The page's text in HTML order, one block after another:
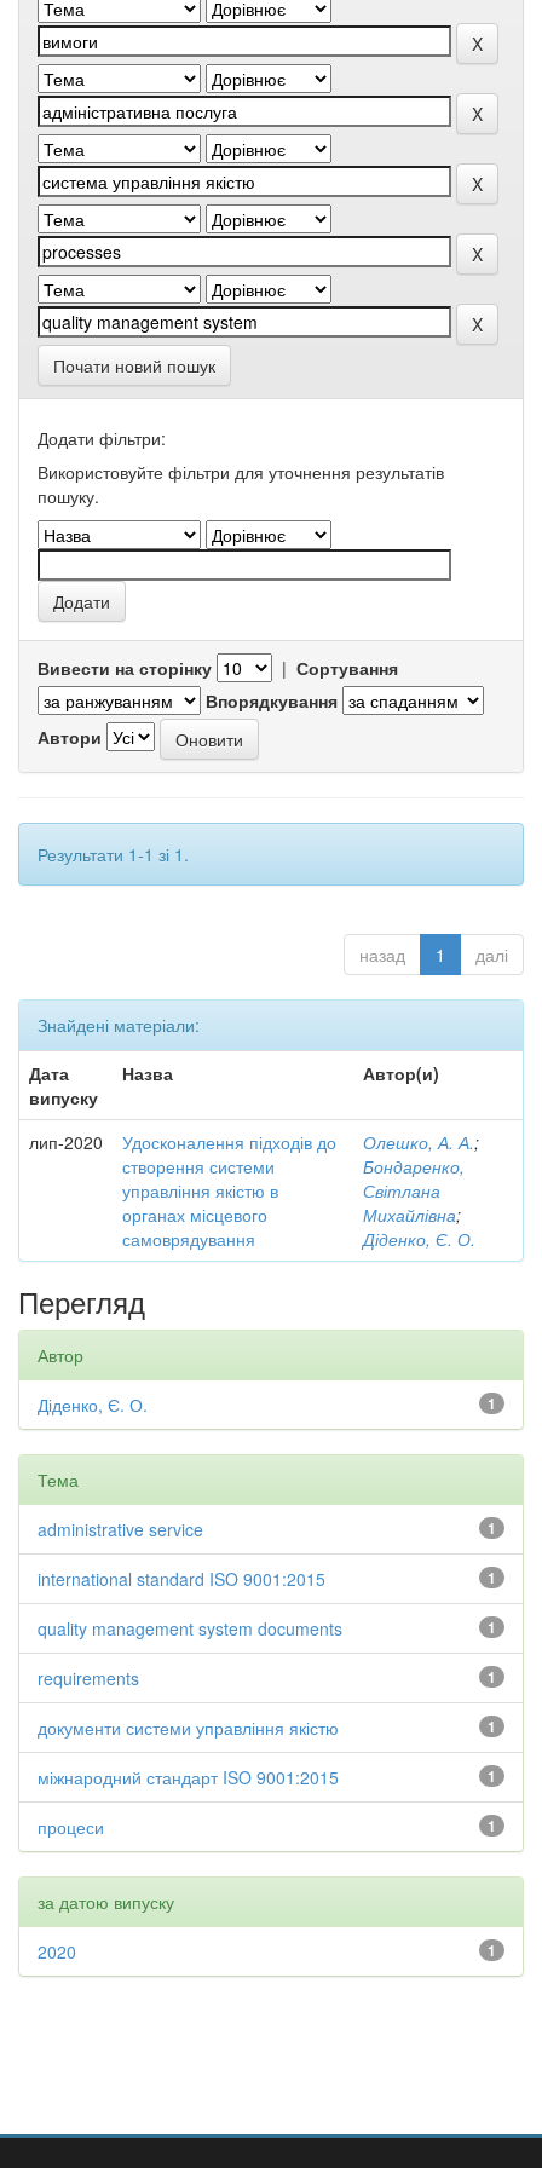
Почати новий пошук
Додати фільтри:
Використовуйте фільтри для уточнення результатів
пошуку.
Вивести на сторінку | Сортування
Впорядкування
Автори
Результати 1-1 зі 1.
назад 1 далі
Знайдені матеріали:
Дата
випуску
Назва Автор(и)
лип-2020
Удосконалення підходів до
створення системи
управління якістю в
органах місцевого
самоврядування
Олешко, А. А.;
Бондаренко,
Світлана
Михайлівна;
Діденко, Є. О.
Перегляд
Автор
1
Діденко, Є. О.
Тема
1
administrative service
1
international standard ISO 9001:2015
1
quality management system documents
1
requirements
1
документи системи управління якістю
1
міжнародний стандарт ISO 9001:2015
1
процеси
за датою випуску
1
2020